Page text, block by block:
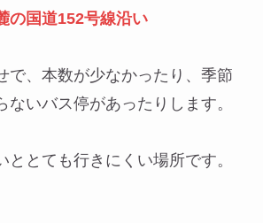
の国道152号線沿い
で、本数が少なかったり、季節
ないバス停があったりします。
ととても行きにくい場所です。